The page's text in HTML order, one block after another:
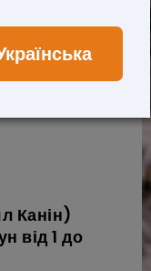
Канін)
від 1 до